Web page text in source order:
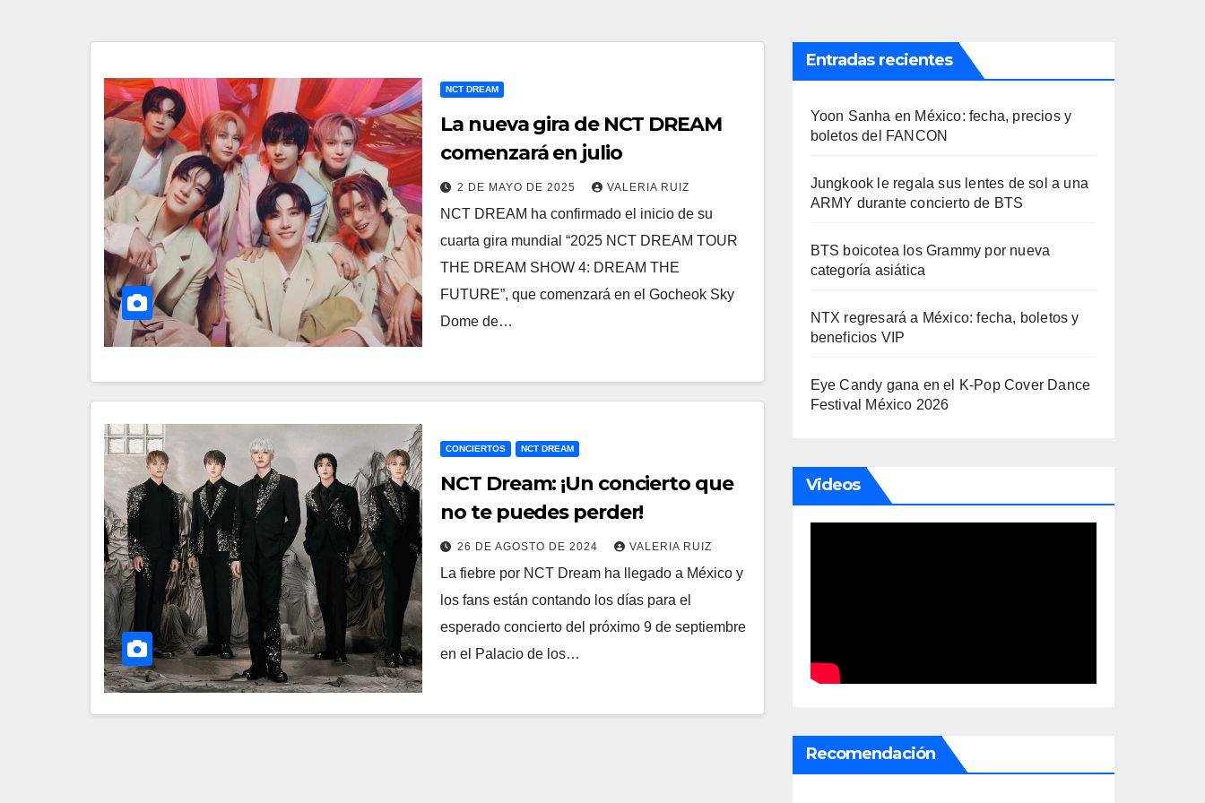
NCT DREAM
La nueva gira de NCT DREAM
comenzará en julio
2 DE MAYO DE 2025 VALERIA RUIZ
NCT DREAM ha confirmado el inicio de su
cuarta gira mundial “2025 NCT DREAM TOUR
THE DREAM SHOW 4: DREAM THE
FUTURE”, que comenzará en el Gocheok Sky
Dome de…
CONCIERTOS NCT DREAM
NCT Dream: ¡Un concierto que
no te puedes perder!
26 DE AGOSTO DE 2024 VALERIA RUIZ
La fiebre por NCT Dream ha llegado a México y
los fans están contando los días para el
esperado concierto del próximo 9 de septiembre
en el Palacio de los…
Entradas recientes
Yoon Sanha en México: fecha, precios y
boletos del FANCON
Jungkook le regala sus lentes de sol a una
ARMY durante concierto de BTS
BTS boicotea los Grammy por nueva
categoría asiática
NTX regresará a México: fecha, boletos y
beneficios VIP
Eye Candy gana en el K-Pop Cover Dance
Festival México 2026
Videos
Recomendación